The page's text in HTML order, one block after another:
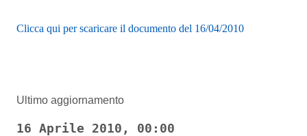
Clicca qui per scaricare il documento del 16/04/2010
Ultimo aggiornamento
16 Aprile 2010, 00:00